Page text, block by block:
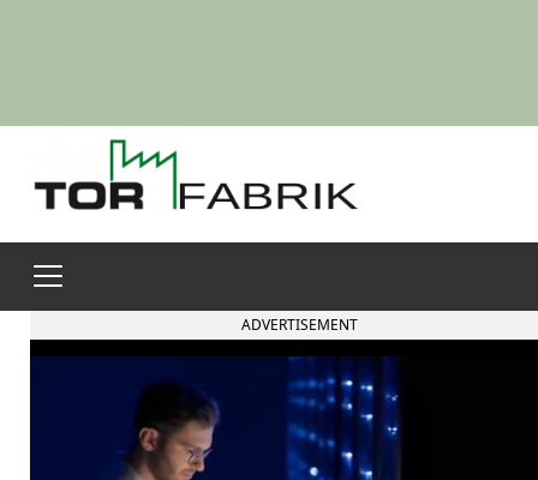
ADVERTISEMENT